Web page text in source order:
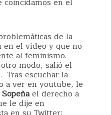
de la
en el vídeo y que no
al feminismo.
modo, salió el
Tras escuchar la
a ver en youtube, le
el derecho a
le dije en